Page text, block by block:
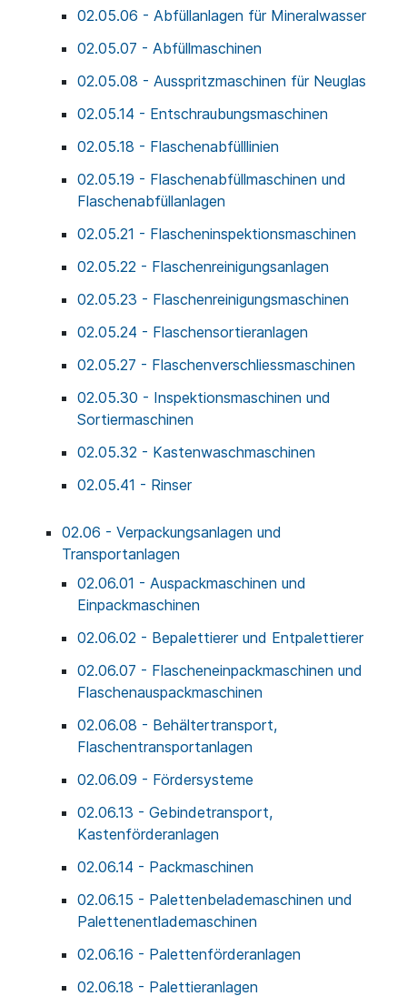
02.05.06 - Abfüllanlagen für Mineralwasser
02.05.07 - Abfüllmaschinen
02.05.08 - Ausspritzmaschinen für Neuglas
02.05.14 - Entschraubungsmaschinen
02.05.18 - Flaschenabfülllinien
02.05.19 - Flaschenabfüllmaschinen und
Flaschenabfüllanlagen
02.05.21 - Flascheninspektionsmaschinen
02.05.22 - Flaschenreinigungsanlagen
02.05.23 - Flaschenreinigungsmaschinen
02.05.24 - Flaschensortieranlagen
02.05.27 - Flaschenverschliessmaschinen
02.05.30 - Inspektionsmaschinen und
Sortiermaschinen
02.05.32 - Kastenwaschmaschinen
02.05.41 - Rinser
02.06 - Verpackungsanlagen und
Transportanlagen
02.06.01 - Auspackmaschinen und
Einpackmaschinen
02.06.02 - Bepalettierer und Entpalettierer
02.06.07 - Flascheneinpackmaschinen und
Flaschenauspackmaschinen
02.06.08 - Behältertransport,
Flaschentransportanlagen
02.06.09 - Fördersysteme
02.06.13 - Gebindetransport,
Kastenförderanlagen
02.06.14 - Packmaschinen
02.06.15 - Palettenbelademaschinen und
Palettenentlademaschinen
02.06.16 - Palettenförderanlagen
02.06.18 - Palettieranlagen